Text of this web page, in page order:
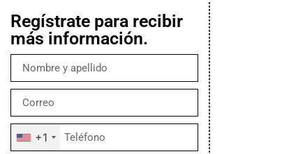
Regístrate para recibir
más información.
+1